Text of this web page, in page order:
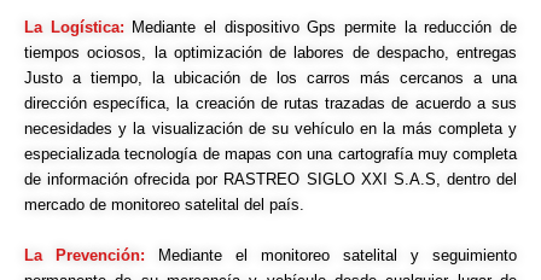
La Logística: Mediante el dispositivo Gps permite la reducción de
tiempos ociosos, la optimización de labores de despacho, entregas
Justo a tiempo, la ubicación de los carros más cercanos a una
dirección específica, la creación de rutas trazadas de acuerdo a sus
necesidades y la visualización de su vehículo en la más completa y
especializada tecnología de mapas con una cartografía muy completa
de información ofrecida por RASTREO SIGLO XXI S.A.S, dentro del
mercado de monitoreo satelital del país.
La Prevención: Mediante el monitoreo satelital y seguimiento